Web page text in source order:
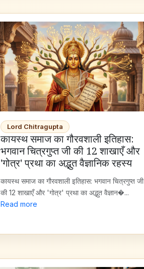
Lord Chitragupta
कायस्थ समाज का गौरवशाली इतिहास:
भगवान चित्रगुप्त जी की 12 शाखाएँ और
'गोत्र' प्रथा का अद्भुत वैज्ञानिक रहस्य
कायस्थ समाज का गौरवशाली इतिहास: भगवान चित्रगुप्त जी
की 12 शाखाएँ और 'गोत्र' प्रथा का अद्भुत वैज्ञान�...
Read more